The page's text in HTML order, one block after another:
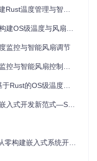
访问普通内存一样与硬
一个"邮箱"，CPU可以
据。
传感器的物理地址映射
"？
"，那么中断就是硬件
这种"事件驱动"模式比
到完整的中断控制器
度管理与智能风扇控制
级温度与风扇控制系统
监控与智能风扇调节
能风扇控制实战指南
温度监控与智能风扇系统
式—STM32F4 HAL实战指南
建嵌入式系统开发能力